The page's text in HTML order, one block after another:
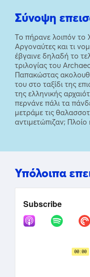
Σύνοψη
To πήρανε λοιπόν το
Αργοναύτες και τι
έβγαινε δηλαδή το
τριλογίας του
Παπακώστας
του στο ταξίδι της
της ελληνικής
περνάνε πάλι τα
μετράμε τις
αντιμετώπιζαν;
Υπόλοιπα